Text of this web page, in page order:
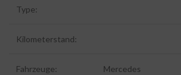
Type:
Kilometerstand:
Fahrzeuge: Mercedes